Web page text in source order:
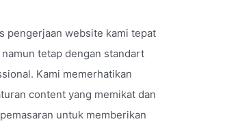
pengerjaan website kami tepat
tetap dengan standart
Kami memerhatikan
content yang memikat dan
untuk memberikan